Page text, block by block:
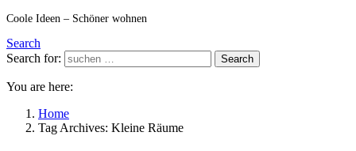
Coole Ideen – Schöner wohnen
Search
Search for:
Search
You are here:
Home
Tag Archives: Kleine Räume